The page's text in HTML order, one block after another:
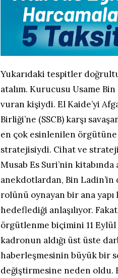
Yukarıdaki tespitler
atalım. Kurucusu Usame
vuran kişiydi. El Kaide’yi
Birliği’ne (SSCB) karşı
en çok esinlenilen
stratejisiydi. Cihat ve
Musab Es Suri’nin kitabında
anekdotlardan, Bin
rolünü oynayan bir ana
hedeflediği anlaşılıyor.
örgütlenme biçimini 11
kadronun aldığı üst üste
haberleşmesinin büyük bir
değiştirmesine neden oldu.